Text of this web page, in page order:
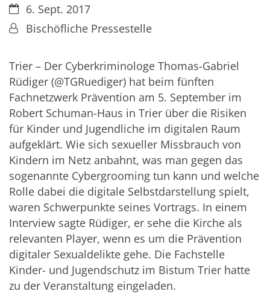
Datum:6. Sept. 2017
Von:Bischöfliche Pressestelle
Trier – Der Cyberkriminologe Thomas-Gabriel
Rüdiger (@TGRuediger) hat beim fünften
Fachnetzwerk Prävention am 5. September im
Robert Schuman-Haus in Trier über die Risiken
für Kinder und Jugendliche im digitalen Raum
aufgeklärt. Wie sich sexueller Missbrauch von
Kindern im Netz anbahnt, was man gegen das
sogenannte Cybergrooming tun kann und welche
Rolle dabei die digitale Selbstdarstellung spielt,
waren Schwerpunkte seines Vortrags. In einem
Interview sagte Rüdiger, er sehe die Kirche als
relevanten Player, wenn es um die Prävention
digitaler Sexualdelikte gehe. Die Fachstelle
Kinder- und Jugendschutz im Bistum Trier hatte
zu der Veranstaltung eingeladen.